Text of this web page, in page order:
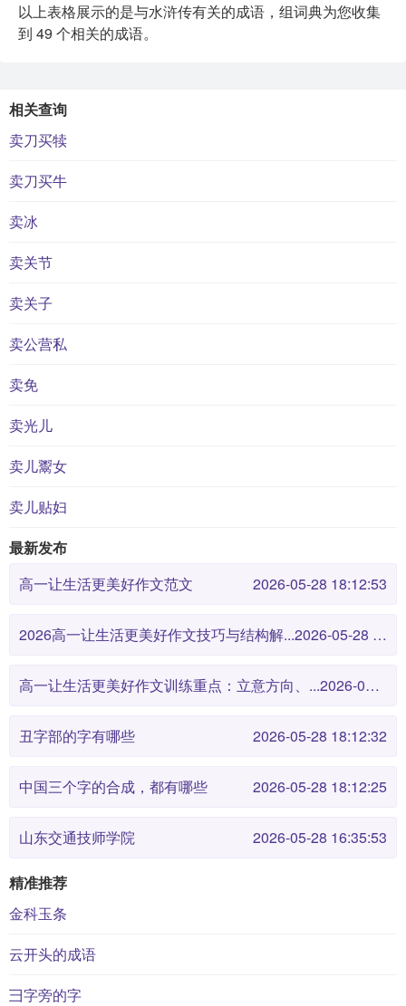
以上表格展示的是与水浒传有关的成语，组词典为您收集
到 49 个相关的成语。
相关查询
卖刀买犊
卖刀买牛
卖冰
卖关节
卖关子
卖公营私
卖免
卖光儿
卖儿鬻女
卖儿贴妇
最新发布
高一让生活更美好作文范文
2026-05-28 18:12:53
2026高一让生活更美好作文技巧与结构解... 2026-05-28 18:12:46
高一让生活更美好作文训练重点：立意方向、... 2026-05-28 18:12:38
丑字部的字有哪些 2026-05-28 18:12:32
中国三个字的合成，都有哪些 2026-05-28 18:12:25
山东交通技师学院 2026-05-28 16:35:53
精准推荐
金科玉条
云开头的成语
彐字旁的字